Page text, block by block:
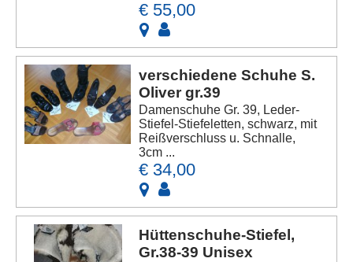
€ 55,00
verschiedene Schuhe S.
Oliver gr.39
Damenschuhe Gr. 39, Leder-
Stiefel-Stiefeletten, schwarz, mit
Reißverschluss u. Schnalle,
3cm ...
€ 34,00
Hüttenschuhe-Stiefel,
Gr.38-39 Unisex